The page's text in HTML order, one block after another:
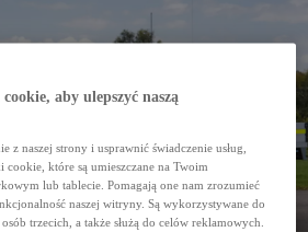
aby ulepszyć naszą
z naszej strony i usprawnić świadczenie usług,
które są umieszczane na Twoim
lub tablecie. Pomagają one nam zrozumieć
naszej witryny. Są wykorzystywane do
trzecich, a także służą do celów reklamowych.